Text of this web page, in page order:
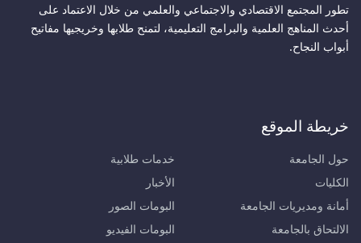
تطور المجتمع الاقتصادي والاجتماعي والعلمي من خلال الاعتماد على
أحدث المناهج العلمية والبرامج التعليمية، لتمنح طلابها وخريجيها مفاتيح
أبواب النجاح.
خريطة الموقع
حول الجامعة
الكليات
أمانة ومديريات الجامعة
الالتحاق بالجامعة
خدمات طلابية
الأخبار
البومات الصور
البومات الفيديو